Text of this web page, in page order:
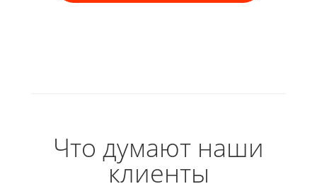
Что думают наши
клиенты